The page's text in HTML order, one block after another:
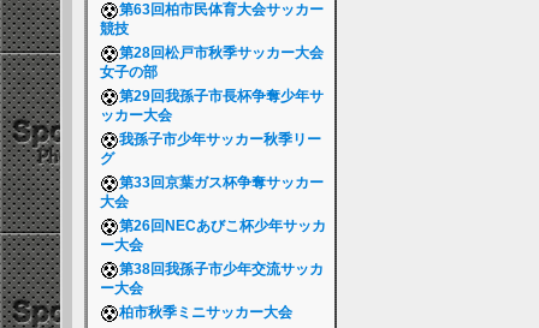
第63回柏市民体育大会サッカー
競技
第28回松戸市秋季サッカー大会
女子の部
第29回我孫子市長杯争奪少年サ
ッカー大会
我孫子市少年サッカー秋季リー
グ
第33回京葉ガス杯争奪サッカー
大会
第26回NECあびこ杯少年サッカ
ー大会
第38回我孫子市少年交流サッカ
ー大会
柏市秋季ミニサッカー大会